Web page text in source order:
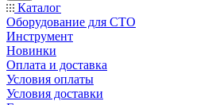
Каталог
Оборудование для СТО
Инструмент
Новинки
Оплата и доставка
Условия оплаты
Условия доставки